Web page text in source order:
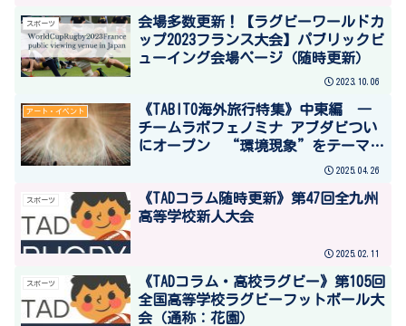
スポーツ
会場多数更新！【ラグビーワールドカ
ップ2023フランス大会】パブリックビ
ューイング会場ページ（随時更新）
2023.10.06
アート・イベント
《TABITO海外旅行特集》中東編 ―
チームラボフェノミナ アブダビつい
にオープン “環境現象”をテーマに
した圧巻の作品群を一挙公開
2025.04.26
スポーツ
《TADコラム随時更新》第47回全九州
高等学校新人大会
2025.02.11
スポーツ
《TADコラム・高校ラグビー》第105回
全国高等学校ラグビーフットボール大
会（通称：花園）